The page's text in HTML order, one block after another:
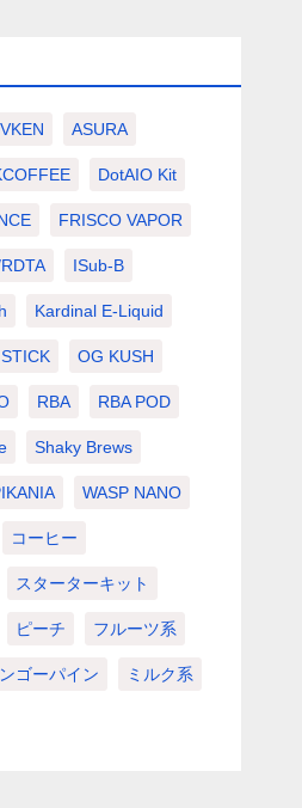
ASURA
DotAIO Kit
FRISCO VAPOR
ISub-B
Kardinal E-Liquid
OG KUSH
RBA RBA POD
Shaky Brews
WASP NANO
コーヒー
スターターキット
ピーチ フルーツ系
ゴーパイン ミルク系